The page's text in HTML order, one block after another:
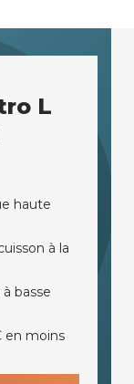
L
haute
à la
basse
en moins